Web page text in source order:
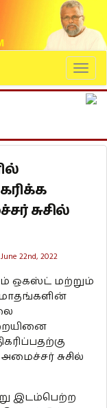
சுசில்
22nd, 2022
ஒகஸ்ட் மற்றும்
மாதங்களின்
சுசில்
இடம்பெற்ற